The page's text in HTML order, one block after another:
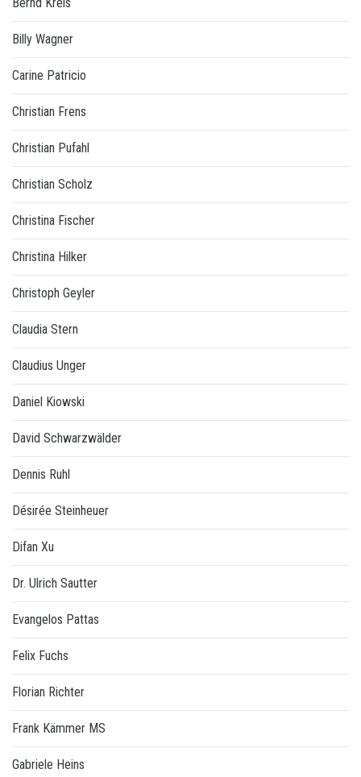
Billy Wagner
Carine Patricio
Christian Frens
Christian Pufahl
Christian Scholz
Christina Fischer
Christina Hilker
Christoph Geyler
Claudia Stern
Claudius Unger
Daniel Kiowski
David Schwarzwälder
Dennis Ruhl
Désirée Steinheuer
Difan Xu
Dr. Ulrich Sautter
Evangelos Pattas
Felix Fuchs
Florian Richter
Frank Kämmer MS
Gabriele Heins